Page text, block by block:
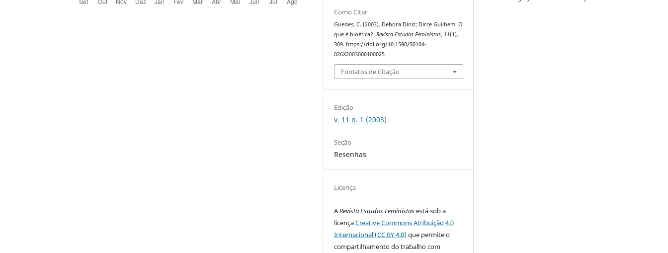
Como Citar
Guedes, C. (2003). Debora Diniz; Dirce Guilhem. O
que é bioética?.Revista Estudos Feministas, 11(1),
309. https://doi.org/10.1590/S0104-
026X2003000100025
Fomatos de Citação
Edição
v. 11 n. 1 (2003)
Seção
Resenhas
Licença
ARevista Estudos Feministasestá sob a
licençaCreative Commons Atribuição 4.0
Internacional (CC BY 4.0) que permite o
compartilhamento do trabalho com